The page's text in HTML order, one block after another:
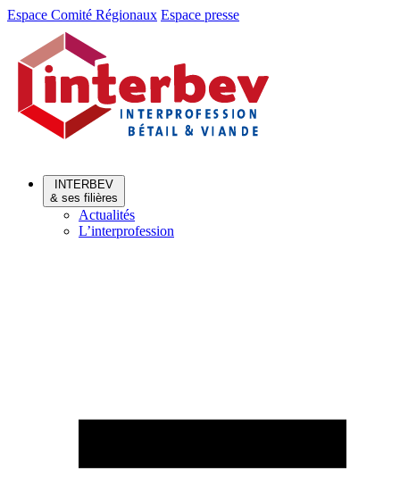
Aller
Aller
contenu
Espace Comité Régionaux Espace presse
INTERBEV
& ses filières
Actualités
L’interprofession